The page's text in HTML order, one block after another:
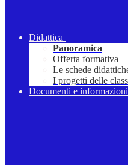
Didattica
Panoramica
Offerta formativa
Le schede
I progetti delle
Documenti e informazioni